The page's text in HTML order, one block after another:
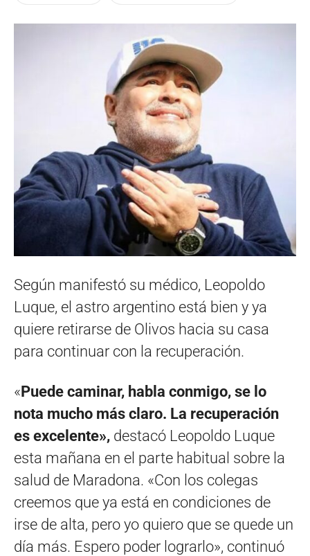
Según manifestó su médico, Leopoldo
Luque, el astro argentino está bien y ya
quiere retirarse de Olivos hacia su casa
para continuar con la recuperación.
«Puede caminar, habla conmigo, se lo
nota mucho más claro. La recuperación
es excelente», destacó Leopoldo Luque
esta mañana en el parte habitual sobre la
salud de Maradona. «Con los colegas
creemos que ya está en condiciones de
irse de alta, pero yo quiero que se quede un
día más. Espero poder lograrlo», continuó